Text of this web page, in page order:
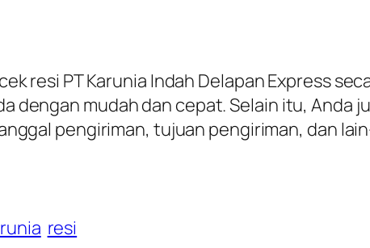
resi PT Karunia Indah Delapan Express
dengan mudah dan cepat. Selain itu, Anda
pengiriman, tujuan pengiriman, dan
resi